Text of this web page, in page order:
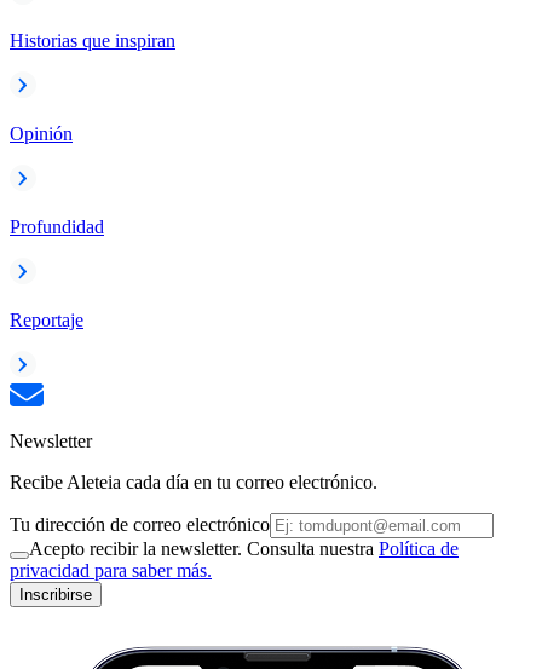
Historias que inspiran
Opinión
Profundidad
Reportaje
Newsletter
Recibe Aleteia cada día en tu correo electrónico.
Tu dirección de correo electrónico
Acepto recibir la newsletter. Consulta nuestra Política de
privacidad para saber más.
Inscribirse